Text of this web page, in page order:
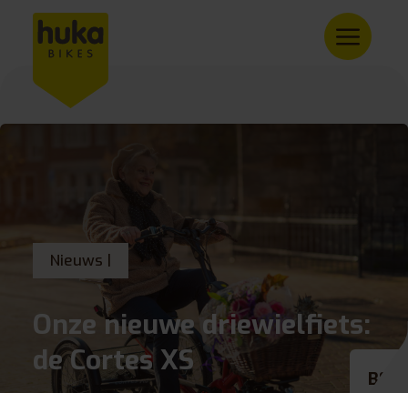
Nieuws |
Onze nieuwe driewielfiets:
de Cortes XS
BE